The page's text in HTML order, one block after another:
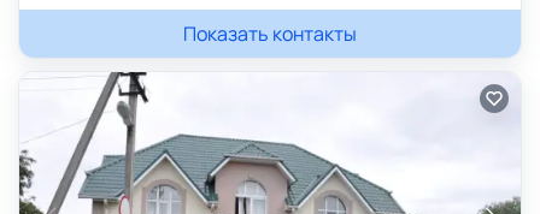
Показать контакты